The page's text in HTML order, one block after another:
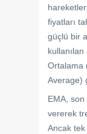
fiyatları
güçlü bir
Ortalama
Average)
EMA, son
vererek
Ancak tek